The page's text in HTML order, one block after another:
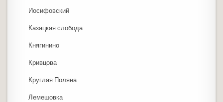
Иосифовский
Казацкая слобода
Княгинино
Кривцова
Круглая Поляна
Лемешовка